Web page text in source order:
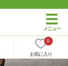
0
お気に入り